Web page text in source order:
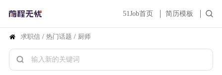
51Job首页 简历模板
求职信 / 热门话题 / 厨师